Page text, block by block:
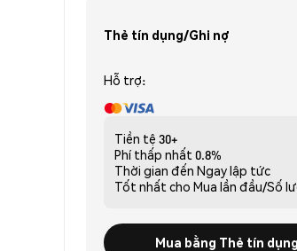
Thẻ tín dụng/Ghi nợ
Hỗ trợ:
Tiền tệ 30+
Phí thấp nhất 0.8%
Thời gian đến Ngay lập tức
Tốt nhất cho Mua lần đầu/Số
Mua bằng Thẻ tín